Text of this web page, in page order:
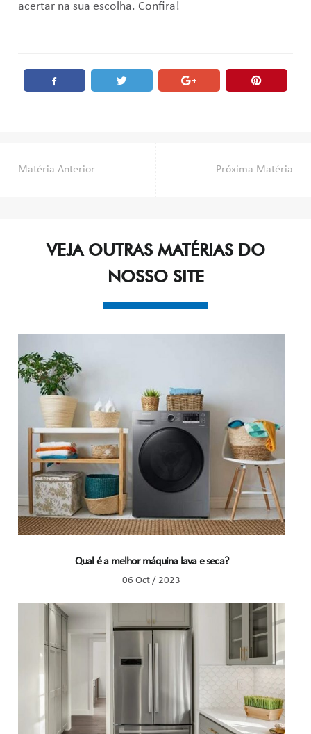
acertar na sua escolha. Confira!
Post
Matéria Anterior Próxima Matéria
VEJA OUTRAS MATÉRIAS DO
NOSSO SITE
Qual é a melhor máquina lava e seca?
06 Oct / 2023